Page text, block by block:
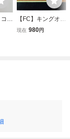
ー
【FC】キングオブ
キングス KING OF
現在 980円